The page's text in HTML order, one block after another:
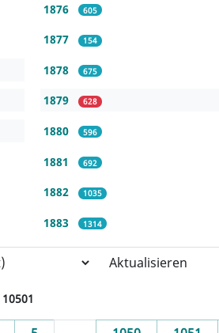
1876 605
1877 154
1878 675
1879 628
1880 596
1881 692
1882 1035
1883 1314
Aktualisieren
10501